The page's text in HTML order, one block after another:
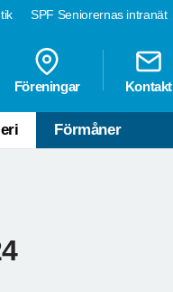
SPF Seniorernas intranät
Föreningar Kontakt
Förmåner